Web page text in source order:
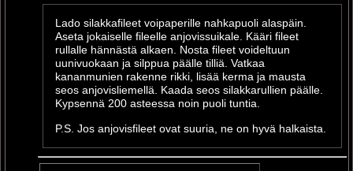
Lado silakkafileet voipaperille nahkapuoli alaspäin.
Aseta jokaiselle fileelle anjovissuikale. Kääri fileet
rullalle hännästä alkaen. Nosta fileet voideltuun
uunivuokaan ja silppua päälle tilliä. Vatkaa
kananmunien rakenne rikki, lisää kerma ja mausta
seos anjovisliemellä. Kaada seos silakkarullien päälle.
Kypsennä 200 asteessa noin puoli tuntia.
P.S. Jos anjovisfileet ovat suuria, ne on hyvä halkaista.